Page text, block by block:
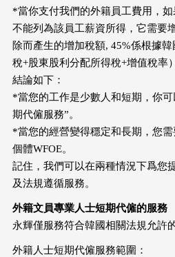
*當你支付我們的外籍員工費用，
不能列為該員工薪資所得，它需要
除而產生的增加稅額, 45%係根據
稅+股東股利分配所得稅+增值稅率
結論如下：
*當您的工作是少數人和短期，你
期代僱服務”。
*當您的經營變得穩定和長期，您
個體WFOE。
記住，我們可以在兩種情況下爲您
及法規遵循服務。
外籍文員專業人士短期代僱的服務
永輝僅服務符合韓國相關法規允許
外籍人士短期代僱服務範圍：